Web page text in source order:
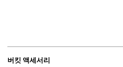
버킷 액세서리